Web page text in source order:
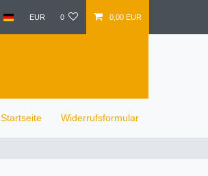
EUR 0 0,00 EUR
Startseite Widerrufsformular